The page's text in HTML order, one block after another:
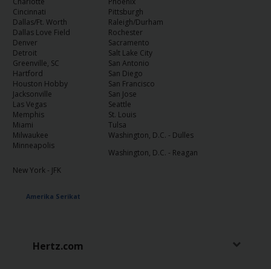
Hertz
Gold+
Panduan
Kendaraan
Produk
&
Layanan
dengan
Cincinnati
Pittsburgh
Dallas/Ft. Worth
Raleigh/Durham
Dallas Love Field
Rochester
Denver
Sacramento
Detroit
Salt Lake City
Greenville, SC
San Antonio
Hartford
San Diego
Houston Hobby
San Francisco
Jacksonville
San Jose
Las Vegas
Seattle
Memphis
St. Louis
Miami
Tulsa
Milwaukee
Washington, D.C. - Dulles
Minneapolis
Washington, D.C. - Reagan
New York - JFK
Amerika Serikat
Hertz.com